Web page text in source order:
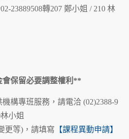
23889508轉207 鄭小姐 / 210 林
保留必要調整權利**
構專班服務，請電洽 (02)2388-9
小姐
更等)，請填寫 【課程異動申請】